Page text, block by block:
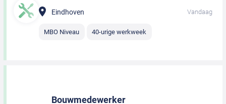
Eindhoven Vandaag
MBO Niveau 40-urige werkweek
Bouwmedewerker